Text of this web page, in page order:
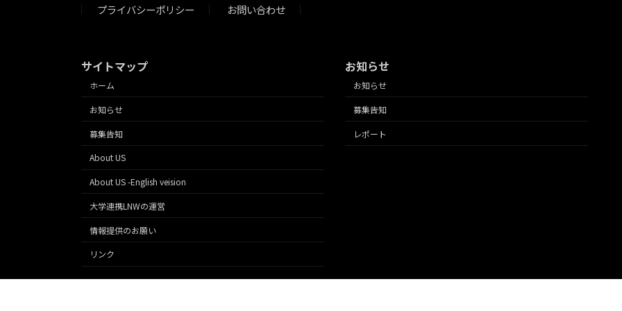
プライバシーポリシー お問い合わせ
サイトマップ
ホーム
お知らせ
募集告知
About US
About US -English veision
大学連携LNWの運営
情報提供のお願い
リンク
お知らせ
お知らせ
募集告知
レポート